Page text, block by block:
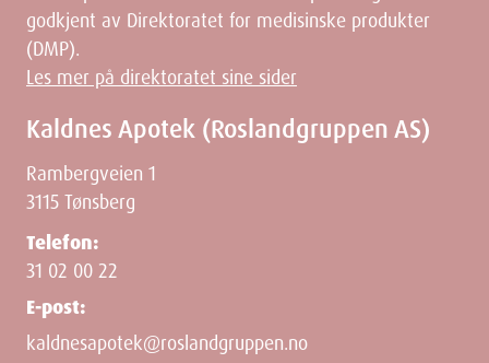
godkjent av Direktoratet for medisinske produkter
(DMP).
Les mer på direktoratet sine sider
Kaldnes Apotek (Roslandgruppen AS)
Rambergveien 1
3115 Tønsberg
Telefon:
31 02 00 22
E-post:
kaldnesapotek@roslandgruppen.no